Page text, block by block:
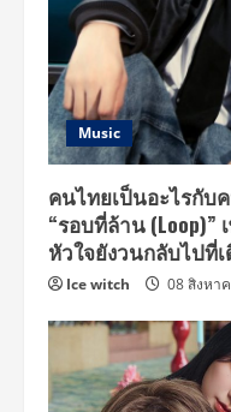
Music
คนไทยเป็นอะไรกับคน
“รอบที่ล้าน
หัวใจยังวนกลับไปที่
Ice witch 08 สิงหา